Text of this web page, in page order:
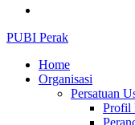
PUBI Perak
Home
Organisasi
Persatuan
Profil